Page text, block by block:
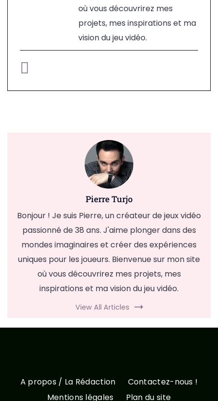
où vous découvrirez mes
projets, mes inspirations et ma
vision du jeu vidéo.
Pierre Turjo
Bonjour ! Je suis Pierre, un créateur de jeux vidéo
passionné de 38 ans. J'aime plonger dans des
mondes imaginaires et créer des expériences
uniques pour les joueurs. Bienvenue sur mon site
où vous découvrirez mes projets, mes
inspirations et ma vision du jeu vidéo.
View All Articles
A propos / La Rédaction
Contactez-nous !
Mentions légales
Plan du site